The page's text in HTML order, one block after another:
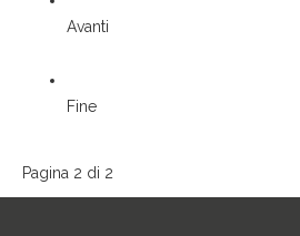
Avanti
Fine
Pagina 2 di 2